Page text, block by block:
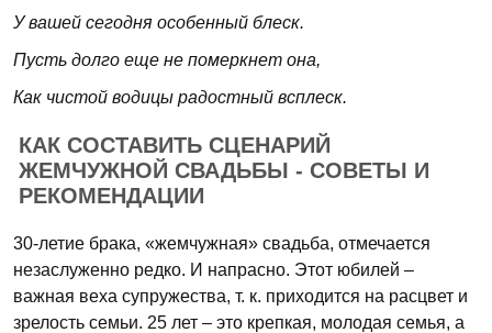
У вашей сегодня особенный блеск.
Пусть долго еще не померкнет она,
Как чистой водицы радостный всплеск.
КАК СОСТАВИТЬ СЦЕНАРИЙ
ЖЕМЧУЖНОЙ СВАДЬБЫ - СОВЕТЫ И
РЕКОМЕНДАЦИИ
30-летие брака, «жемчужная» свадьба, отмечается
незаслуженно редко. И напрасно. Этот юбилей –
важная веха супружества, т. к. приходится на расцвет и
зрелость семьи. 25 лет – это крепкая, молодая семья, а